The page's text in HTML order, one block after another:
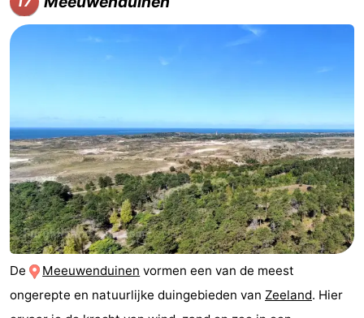
De Meeuwenduinen vormen een van de meest
ongerepte en natuurlijke duingebieden van Zeeland. Hier